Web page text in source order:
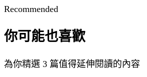
Recommended
你可能也喜歡
為你精選 3 篇值得延伸閱讀的內容